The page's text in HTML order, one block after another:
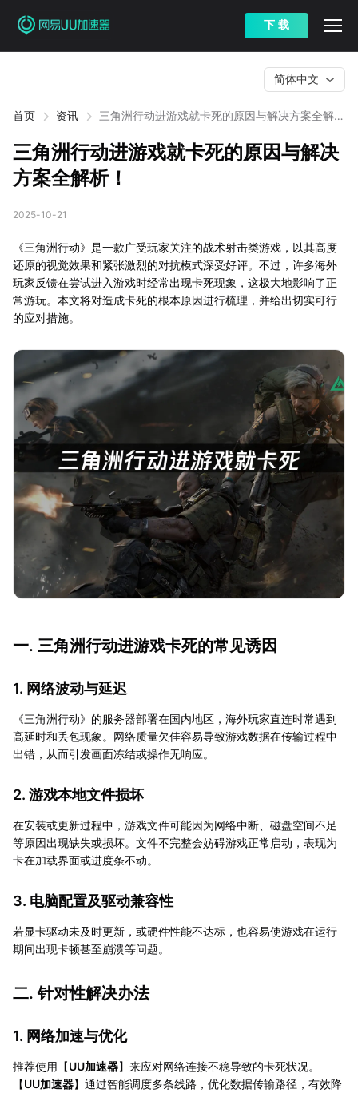
下 载
首页 资讯
三角洲行动进游戏就卡死的原因与解决方案全解
简体中文
三角洲行动进游戏就卡死的原因与解决
方案全解析！
2025-10-21
《三角洲行动》是一款广受玩家关注的战术射击类游戏，以其高度
还原的视觉效果和紧张激烈的对抗模式深受好评。不过，许多海外
玩家反馈在尝试进入游戏时经常出现卡死现象，这极大地影响了正
常游玩。本文将对造成卡死的根本原因进行梳理，并给出切实可行
的应对措施。
一. 三角洲行动进游戏卡死的常见诱因
1. 网络波动与延迟
《三角洲行动》的服务器部署在国内地区，海外玩家直连时常遇到
高延时和丢包现象。网络质量欠佳容易导致游戏数据在传输过程中
出错，从而引发画面冻结或操作无响应。
2. 游戏本地文件损坏
在安装或更新过程中，游戏文件可能因为网络中断、磁盘空间不足
等原因出现缺失或损坏。文件不完整会妨碍游戏正常启动，表现为
卡在加载界面或进度条不动。
3. 电脑配置及驱动兼容性
若显卡驱动未及时更新，或硬件性能不达标，也容易使游戏在运行
期间出现卡顿甚至崩溃等问题。
二. 针对性解决办法
1. 网络加速与优化
推荐使用【UU加速器】来应对网络连接不稳导致的卡死状况。
【UU加速器】通过智能调度多条线路，优化数据传输路径，有效降